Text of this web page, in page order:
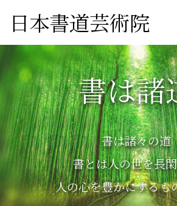
日本書道芸術院
書は諸
書は諸々の道
書とは人の世を長
人の心を豊かにするも